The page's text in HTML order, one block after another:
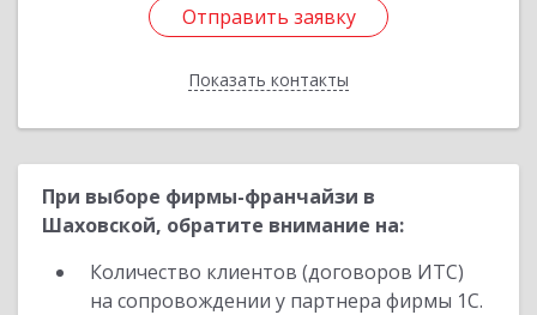
Отправить заявку
Показать контакты
Отправить заявку
Назад
При выборе фирмы-франчайзи в
Шаховской, обратите внимание на:
Количество клиентов (договоров ИТС)
на сопровождении у партнера фирмы 1С.